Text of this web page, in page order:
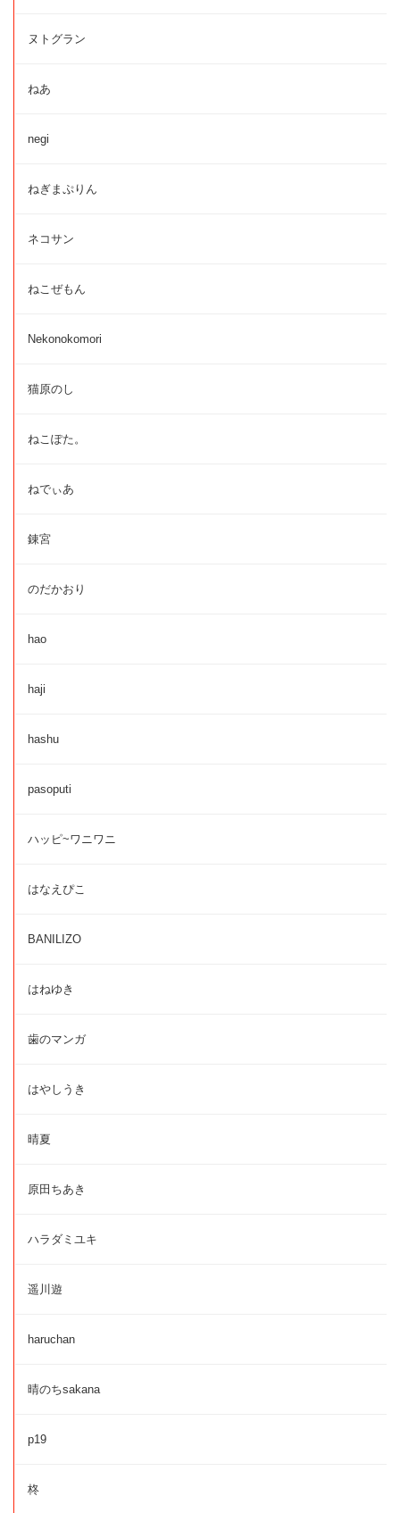
ヌトグラン
ねあ
negi
ねぎまぷりん
ネコサン
ねこぜもん
Nekonokomori
猫原のし
ねこぽた。
ねでぃあ
錬宮
のだかおり
hao
haji
hashu
pasoputi
ハッピ~ワニワニ
はなえぴこ
BANILIZO
はねゆき
歯のマンガ
はやしうき
晴夏
原田ちあき
ハラダミユキ
遥川遊
haruchan
晴のちsakana
p19
柊